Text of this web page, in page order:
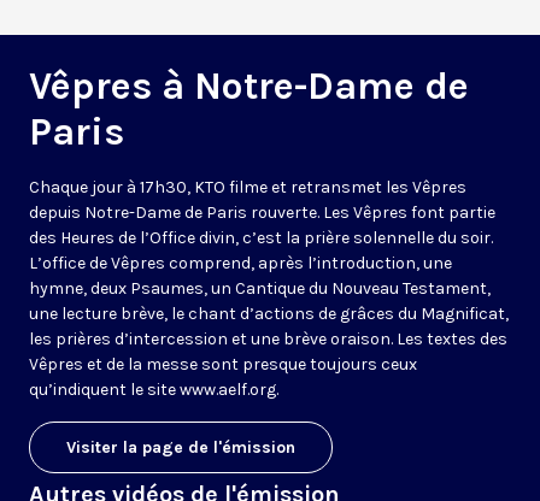
Vêpres à Notre-Dame de
Paris
Chaque jour à 17h30, KTO filme et retransmet les Vêpres
depuis Notre-Dame de Paris rouverte. Les Vêpres font partie
des Heures de l’Office divin, c’est la prière solennelle du soir.
L’office de Vêpres comprend, après l’introduction, une
hymne, deux Psaumes, un Cantique du Nouveau Testament,
une lecture brève, le chant d’actions de grâces du Magnificat,
les prières d’intercession et une brève oraison. Les textes des
Vêpres et de la messe sont presque toujours ceux
qu’indiquent le sitewww.aelf.org.
Visiter la page de l'émission
Autres vidéos de l'émission